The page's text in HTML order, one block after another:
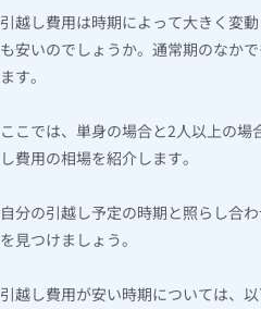
引越し費用は時期によって大きく変
も安いのでしょうか。通常期のなか
ます。
ここでは、単身の場合と2人以上の
し費用の相場を紹介します。
自分の引越し予定の時期と照らし合
を見つけましょう。
引越し費用が安い時期については、